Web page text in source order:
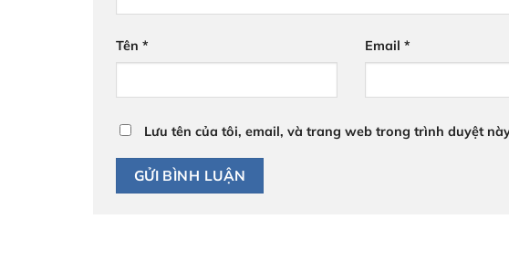
Tên * Email*
Lưu tên của tôi, email, và trang web trong trình duyệt